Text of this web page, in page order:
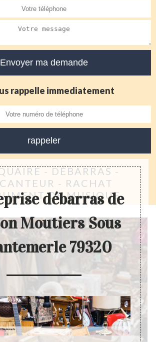
rappelle immediatement
- DÉBARRAS -
- RACHAT
DE MUSIQUE
débarras de
Moutiers Sous
79320